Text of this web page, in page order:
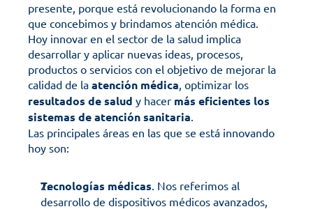
presente, porque está revolucionando la forma en
que concebimos y brindamos atención médica.
Hoy innovar en el sector de la salud implica
desarrollar y aplicar nuevas ideas, procesos,
productos o servicios con el objetivo de mejorar la
calidad de la atención médica
resultados de salud y hacer más eficientes los
sistemas de atención sanitaria.
Las principales áreas en las que se está innovando
hoy son:
Tecnologías médicas. Nos referimos al
desarrollo de dispositivos médicos avanzados,